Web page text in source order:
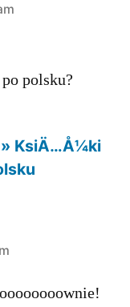
polsku?
» KsiÄ…Å¼ki